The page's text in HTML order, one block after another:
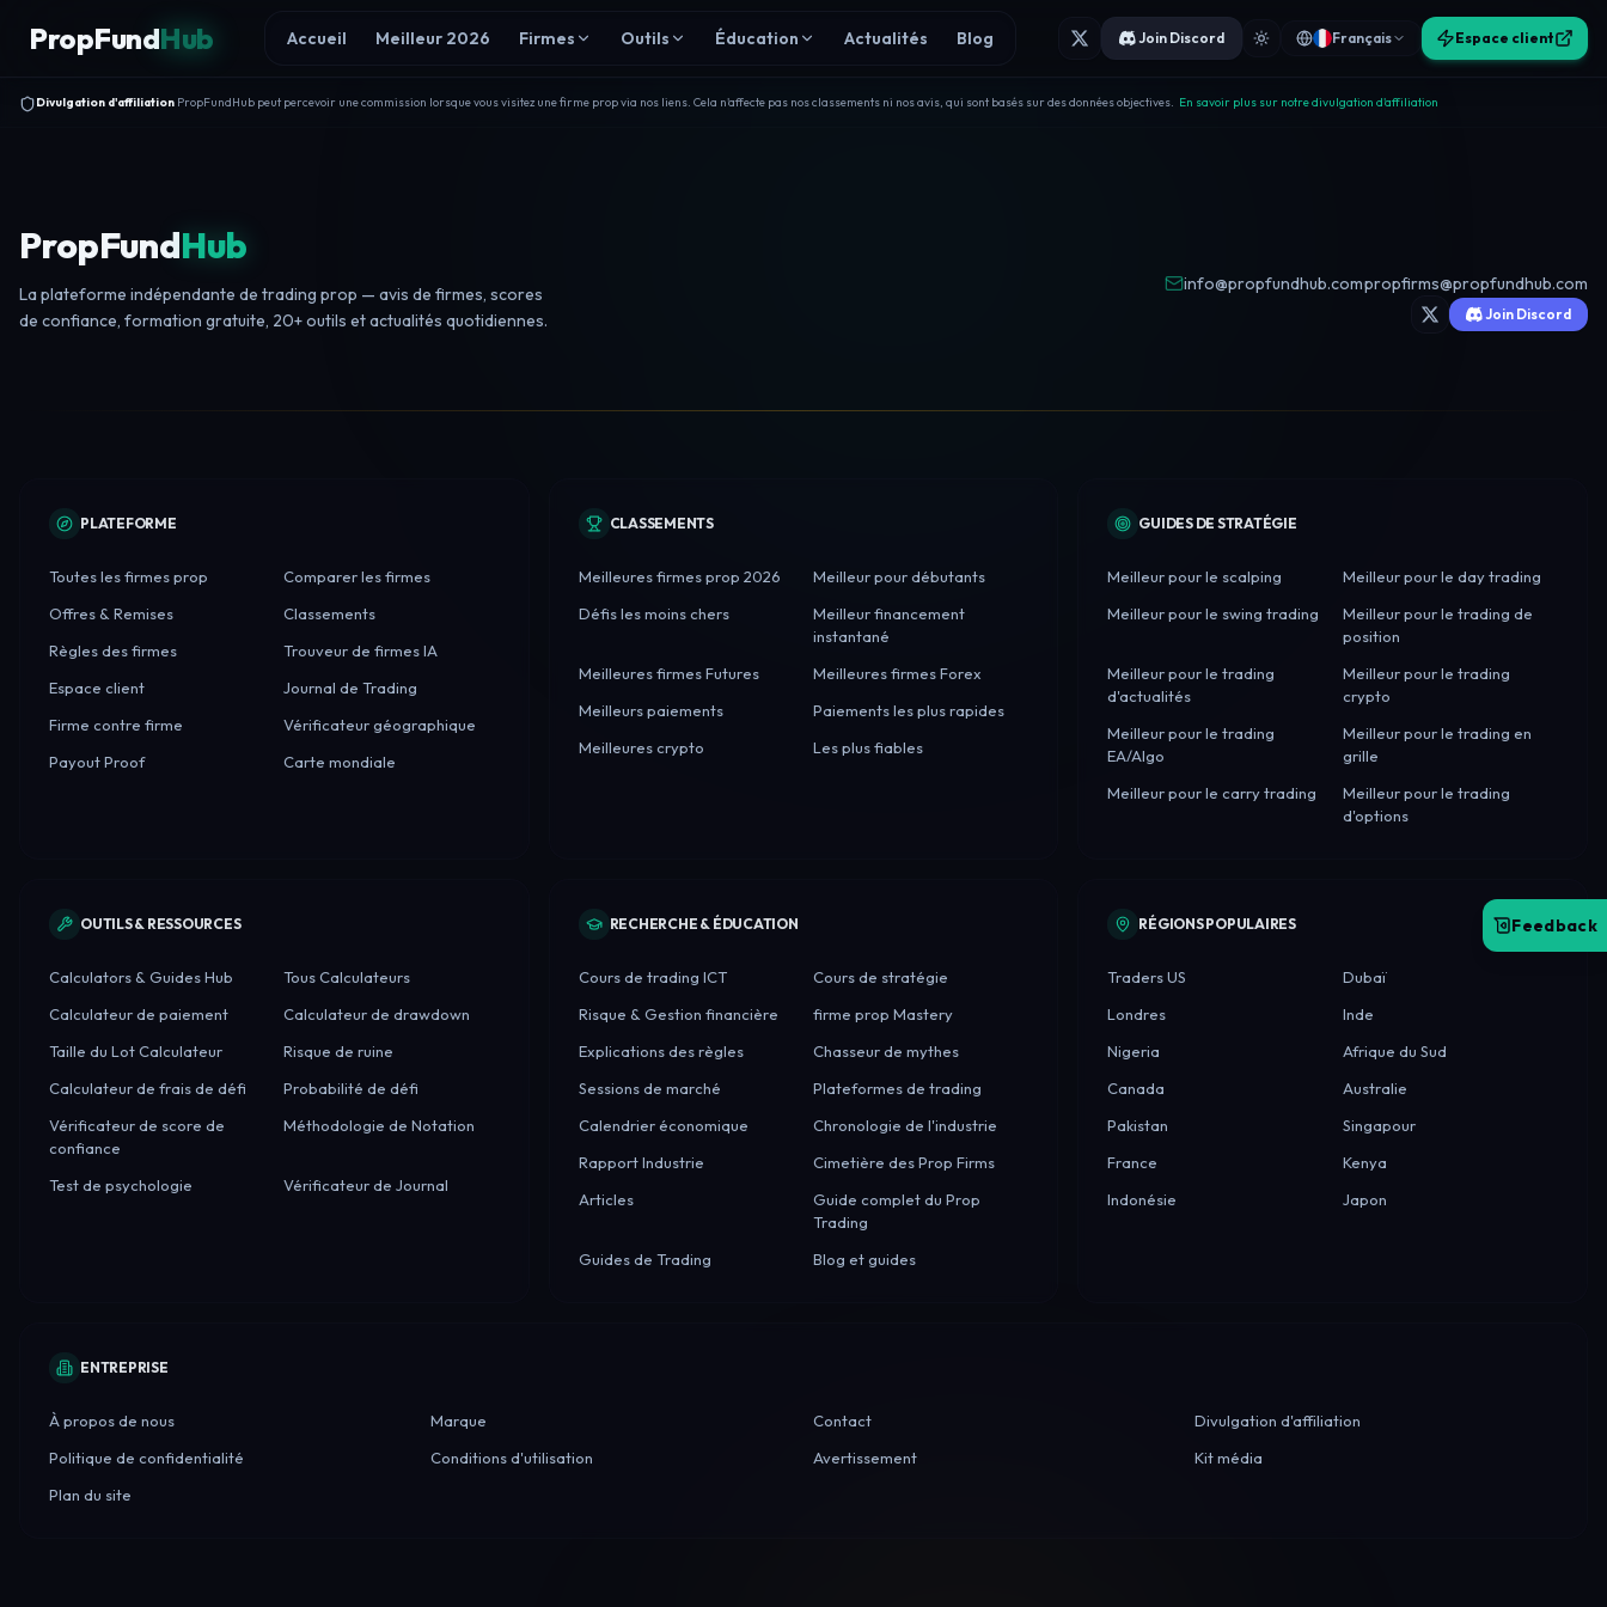
PropFundHub Accueil Meilleur 2026 Firmes Outils Éducation Actualités Blog Join Discord Français Espace client
Feedback
Divulgation d'affiliation PropFundHub peut percevoir une commission lorsque vous visitez une firme prop via nos liens. Cela n'affecte pas nos classements ni nos avis, qui sont basés sur des données objectives. En savoir plus sur notre divulgation d'affiliation
PropFundHub
La plateforme indépendante de trading prop — avis de firmes, scores
de confiance, formation gratuite, 20+ outils et actualités quotidiennes.
info@propfundhub.com·propfirms@propfundhub.com
Join Discord
PLATEFORME
Toutes les firmes prop
Comparer les firmes
Offres & Remises
Classements
Règles des firmes
Trouveur de firmes IA
Espace client
Journal de Trading
Firme contre firme
Vérificateur géographique
Payout Proof
Carte mondiale
CLASSEMENTS
Meilleures firmes prop 2026
Meilleur pour débutants
Défis les moins chers
Meilleur financement
instantané
Meilleures firmes Futures
Meilleures firmes Forex
Meilleurs paiements
Paiements les plus rapides
Meilleures crypto
Les plus fiables
GUIDES DE STRATÉGIE
Meilleur pour le scalping
Meilleur pour le day trading
Meilleur pour le swing trading
Meilleur pour le trading de
position
Meilleur pour le trading
d'actualités
Meilleur pour le trading
crypto
Meilleur pour le trading
EA/Algo
Meilleur pour le trading en
grille
Meilleur pour le carry trading
Meilleur pour le trading
d'options
OUTILS & RESSOURCES
Calculators & Guides Hub
Tous Calculateurs
Calculateur de paiement
Calculateur de drawdown
Taille du Lot Calculateur
Risque de ruine
Calculateur de frais de défi
Probabilité de défi
Vérificateur de score de
confiance
Méthodologie de Notation
Test de psychologie Vérificateur de Journal
RECHERCHE & ÉDUCATION
Cours de trading ICT
Cours de stratégie
Risque & Gestion financière
firme prop Mastery
Explications des règles
Chasseur de mythes
Sessions de marché
Plateformes de trading
Calendrier économique
Chronologie de l'industrie
Rapport Industrie
Cimetière des Prop Firms
Articles
Guide complet du Prop
Trading
Guides de Trading
Blog et guides
RÉGIONS POPULAIRES
Traders US
Dubaï
Londres
Inde
Nigeria
Afrique du Sud
Canada
Australie
Pakistan
Singapour
France
Kenya
Indonésie
Japon
ENTREPRISE
À propos de nous Marque Contact
Divulgation d'affiliation
Politique de confidentialité
Conditions d'utilisation Avertissement
Kit média
Plan du site